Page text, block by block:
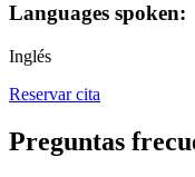
Languages spoken:
Inglés
Reservar cita
Preguntas